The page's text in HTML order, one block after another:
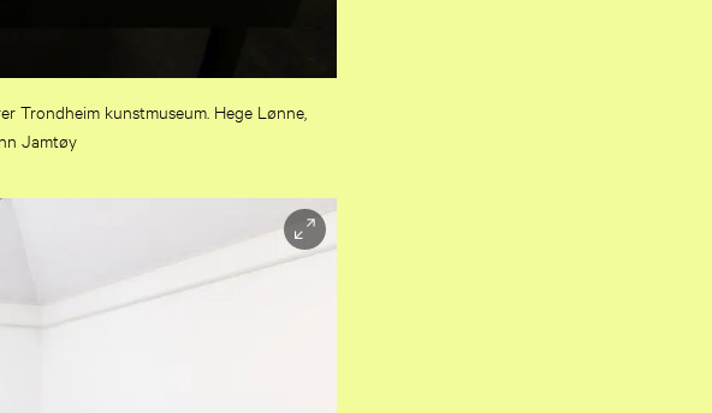
Trondheim kunstmuseum. Hege Lønne,
Jamtøy